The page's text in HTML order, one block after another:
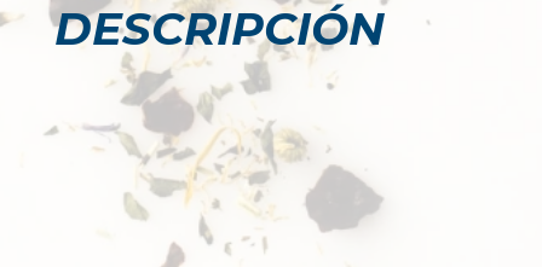
DESCRIPCIÓN